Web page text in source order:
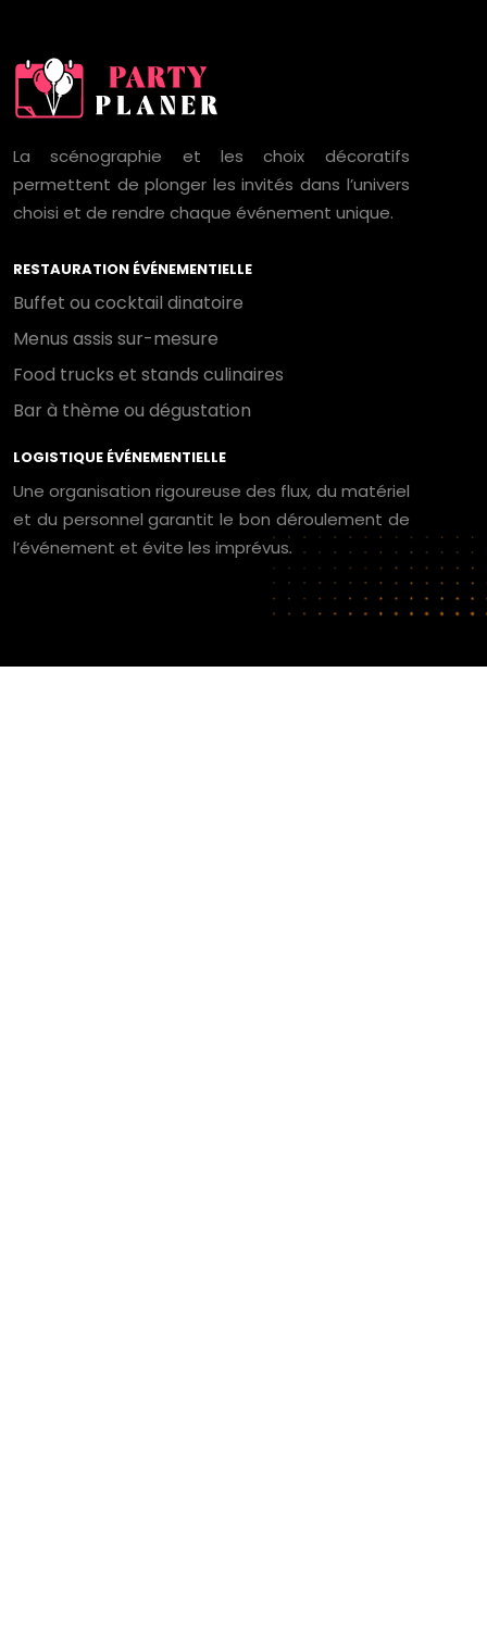
La scénographie et les choix décoratifs
permettent de plonger les invités dans l’univers
choisi et de rendre chaque événement unique.
RESTAURATION ÉVÉNEMENTIELLE
Buffet ou cocktail dinatoire
Menus assis sur-mesure
Food trucks et stands culinaires
Bar à thème ou dégustation
LOGISTIQUE ÉVÉNEMENTIELLE
Une organisation rigoureuse des flux, du matériel
et du personnel garantit le bon déroulement de
l’événement et évite les imprévus.